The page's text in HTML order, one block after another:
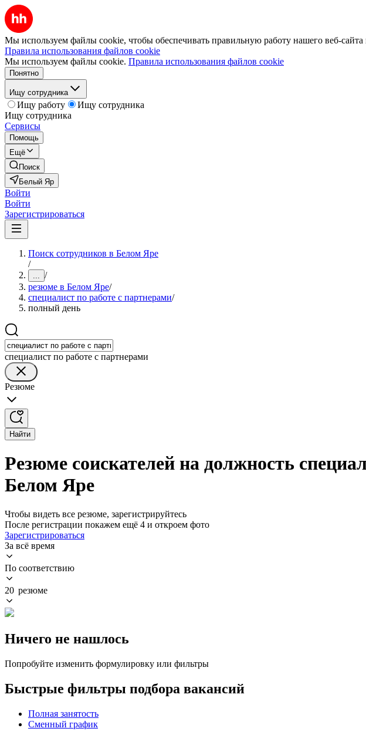
Мы используем файлы cookie, чтобы обеспечивать правильную работу нашего веб-сайта
Правила использования файлов cookie
Мы используем файлы cookie. Правила использования файлов cookie
Понятно
Ищу сотрудника
Ищу работу
Ищу сотрудника
Ищу сотрудника
Сервисы
Помощь
Ещё
Поиск
Белый Яр
Войти
Войти
Зарегистрироваться
Поиск сотрудников в Белом Яре
/
... /
резюме в Белом Яре/
специалист по работе с партнерами/
полный день
специалист по работе с партнерами
Резюме
Найти
Резюме соискателей на должность
Белом Яре
Чтобы видеть все резюме, зарегистрируйтесь
После регистрации покажем ещё 4 и откроем фото
Зарегистрироваться
За всё время
По соответствию
20 резюме
Ничего не нашлось
Попробуйте изменить формулировку или фильтры
Быстрые фильтры подбора вакансий
Полная занятость
Сменный график